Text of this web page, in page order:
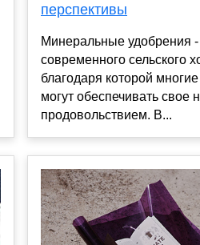
перспективы
Минеральные удобрения -
современного сельского
благодаря которой
могут обеспечивать свое
продовольствием. В...